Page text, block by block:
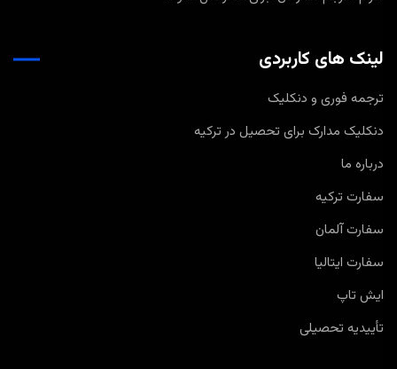
لینک های کاربردی
ترجمه فوری و دنکلیک
دنکلیک مدارک برای تحصیل در ترکیه
درباره ما
سفارت ترکیه
سفارت آلمان
سفارت ایتالیا
ایش تاپ
تأییدیه تحصیلی